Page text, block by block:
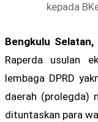
kepada
Bengkulu
Raperda usulan
lembaga DPRD
daerah (prolegda)
dituntaskan para